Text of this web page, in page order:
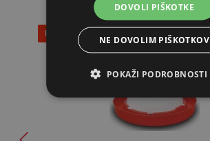
Popust 47%
DOVOLI PIŠKOTKE
NE DOVOLIM PIŠKOTKOV
POKAŽI PODROBNOSTI